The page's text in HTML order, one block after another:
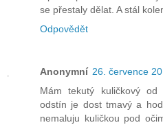
se přestaly dělat. A stál
Odpovědět
Anonymní 26. července
Mám tekutý kuličkový
odstín je dost tmavý a
nemaluju kuličkou pod